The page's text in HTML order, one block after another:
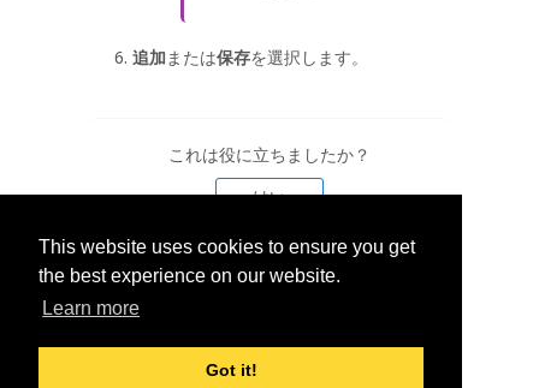
This website uses cookies to ensure you get
the best experience on our website.
Learn more
Got it!
追加または保存を選択します。
これは役に立ちましたか？
はい
いいえ